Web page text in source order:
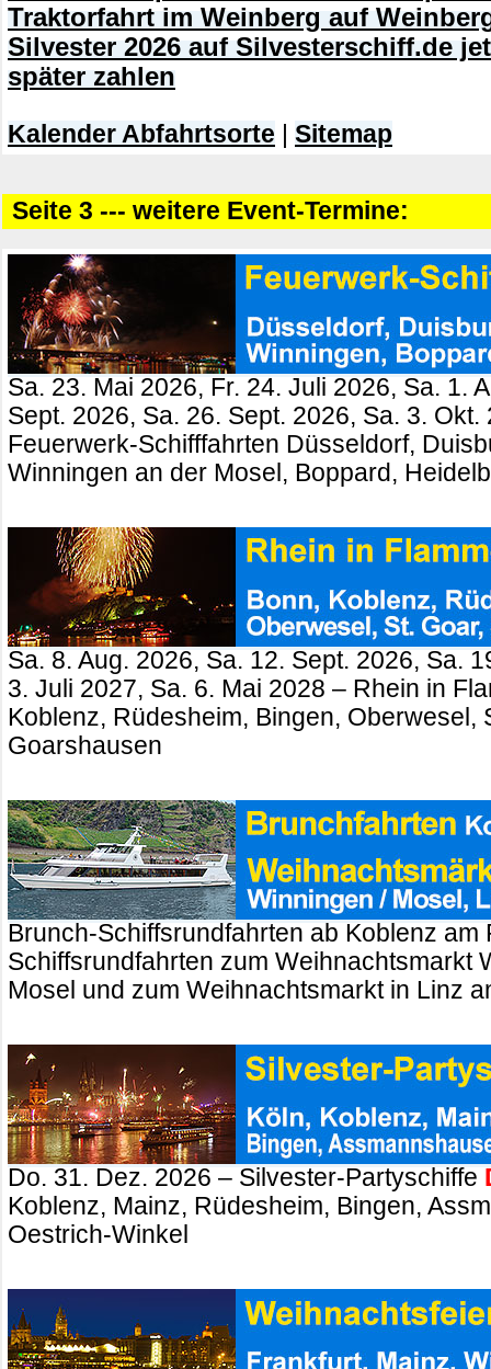
Traktorfahrt im Weinberg auf
Silvester 2026 auf Silvesterschiff.de
später zahlen
Kalender Abfahrtsorte Sitemap
Seite 3 --- weitere Event-Termine:
Sa. 23. Mai 2026, Fr. 24. Juli 2026, Sa. 1.
Sept. 2026, Sa. 26. Sept. 2026, Sa. 3. Okt.
Feuerwerk-Schifffahrten Düsseldorf,
Winningen an der Mosel, Boppard,
Sa. 8. Aug. 2026, Sa. 12. Sept. 2026, Sa.
3. Juli 2027, Sa. 6. Mai 2028 – Rhein in
Koblenz, Rüdesheim, Bingen, Oberwesel,
Goarshausen
Brunch-Schiffsrundfahrten ab Koblenz am
Schiffsrundfahrten zum Weihnachtsmarkt
Mosel und zum Weihnachtsmarkt in Linz
Do. 31. Dez. 2026 – Silvester-Partyschiffe
Koblenz, Mainz, Rüdesheim, Bingen,
Oestrich-Winkel